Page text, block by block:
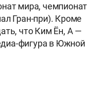
мира, чемпионат
Гран-при). Кроме
что Ким Ён, А —
фигура в Южной